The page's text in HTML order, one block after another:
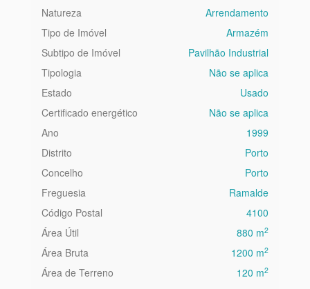
Natureza
Arrendamento
Tipo de Imóvel
Armazém
Subtipo de Imóvel
Pavilhão Industrial
Tipologia
Não se aplica
Estado
Usado
Certificado energético
Não se aplica
Ano
1999
Distrito
Porto
Concelho
Porto
Freguesia
Ramalde
Código Postal
4100
Área Útil
880 m2
Área Bruta 1200 m2
Área de Terreno 120 m2